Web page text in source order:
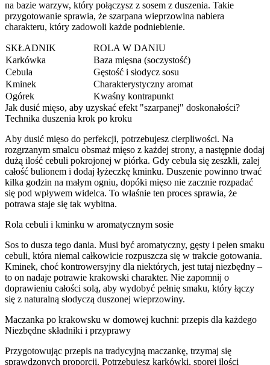
na bazie warzyw, który połączysz z sosem z duszenia. Takie
przygotowanie sprawia, że szarpana wieprzowina nabiera
charakteru, który zadowoli każde podniebienie.
SKŁADNIK
ROLA W DANIU
Karkówka
Baza mięsna (soczystość)
Cebula
Gęstość i słodycz sosu
Kminek
Charakterystyczny aromat
Ogórek
Kwaśny kontrapunkt
Jak dusić mięso, aby uzyskać efekt "szarpanej" doskonałości?
Technika duszenia krok po kroku
Aby dusić mięso do perfekcji, potrzebujesz cierpliwości. Na
rozgrzanym smalcu obsmaż mięso z każdej strony, a następnie dodaj
dużą ilość cebuli pokrojonej w piórka. Gdy cebula się zeszkli, zalej
całość bulionem i dodaj łyżeczkę kminku. Duszenie powinno trwać
kilka godzin na małym ogniu, dopóki mięso nie zacznie rozpadać
się pod wpływem widelca. To właśnie ten proces sprawia, że
potrawa staje się tak wybitna.
Rola cebuli i kminku w aromatycznym sosie
Sos to dusza tego dania. Musi być aromatyczny, gęsty i pełen smaku
cebuli, która niemal całkowicie rozpuszcza się w trakcie gotowania.
Kminek, choć kontrowersyjny dla niektórych, jest tutaj niezbędny –
to on nadaje potrawie krakowski charakter. Nie zapomnij o
doprawieniu całości solą, aby wydobyć pełnię smaku, który łączy
się z naturalną słodyczą duszonej wieprzowiny.
Maczanka po krakowsku w domowej kuchni: przepis dla każdego
Niezbędne składniki i przyprawy
Przygotowując przepis na tradycyjną maczankę, trzymaj się
sprawdzonych proporcji. Potrzebujesz karkówki, sporej ilości